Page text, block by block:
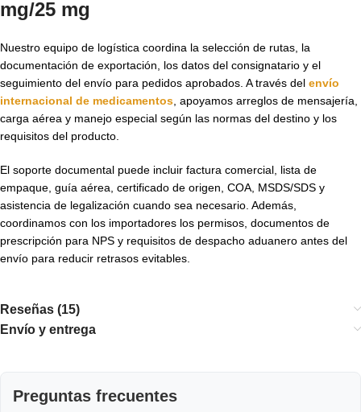
mg/25 mg
Nuestro equipo de logística coordina la selección de rutas, la
documentación de exportación, los datos del consignatario y el
seguimiento del envío para pedidos aprobados. A través del envío
internacional de medicamentos , apoyamos arreglos de mensajería,
carga aérea y manejo especial según las normas del destino y los
requisitos del producto.
El soporte documental puede incluir factura comercial, lista de
empaque, guía aérea, certificado de origen, COA, MSDS/SDS y
asistencia de legalización cuando sea necesario. Además,
coordinamos con los importadores los permisos, documentos de
prescripción para NPS y requisitos de despacho aduanero antes del
envío para reducir retrasos evitables.
Reseñas (15)
Envío y entrega
Preguntas frecuentes